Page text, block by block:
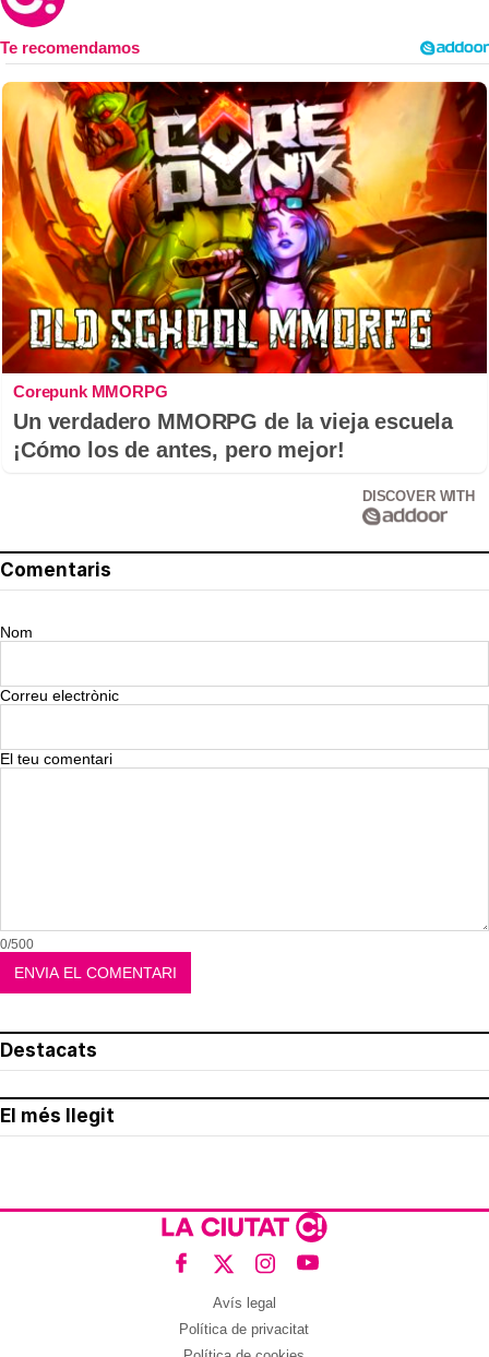
Corepunk MMORPG
Un verdadero MMORPG de la vieja escuela
¡Cómo los de antes, pero mejor!
DISCOVER WITH
Comentaris
Nom
Correu electrònic
El teu comentari
0/500
Destacats
El més llegit
Avís legal
Política de privacitat